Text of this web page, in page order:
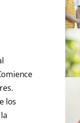
los